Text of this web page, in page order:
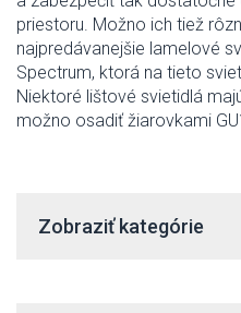
priestoru. Možno ich tiež
najpredávanejšie lamelové
Spectrum, ktorá na tieto
Niektoré lištové svietidlá
možno osadiť žiarovkami
Zobraziť kategórie